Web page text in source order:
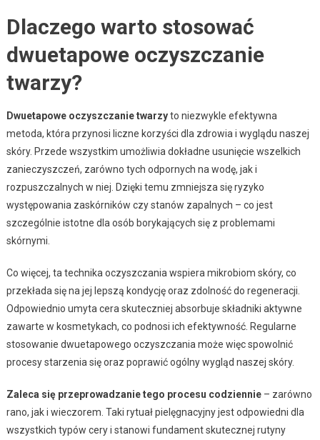
Dlaczego warto stosować
dwuetapowe oczyszczanie
twarzy?
Dwuetapowe oczyszczanie twarzyto niezwykle efektywna
metoda, która przynosi liczne korzyści dla zdrowia i wyglądu naszej
skóry. Przede wszystkim umożliwia dokładne usunięcie wszelkich
zanieczyszczeń, zarówno tych odpornych na wodę, jak i
rozpuszczalnych w niej. Dzięki temu zmniejsza się ryzyko
występowania zaskórników czy stanów zapalnych – co jest
szczególnie istotne dla osób borykających się z problemami
skórnymi.
Co więcej, ta technika oczyszczania wspiera mikrobiom skóry, co
przekłada się na jej lepszą kondycję oraz zdolność do regeneracji.
Odpowiednio umyta cera skuteczniej absorbuje składniki aktywne
zawarte w kosmetykach, co podnosi ich efektywność. Regularne
stosowanie dwuetapowego oczyszczania może więc spowolnić
procesy starzenia się oraz poprawić ogólny wygląd naszej skóry.
Zaleca się przeprowadzanie tego procesu codziennie– zarówno
rano, jak i wieczorem. Taki rytuał pielęgnacyjny jest odpowiedni dla
wszystkich typów cery i stanowi fundament skutecznej rutyny